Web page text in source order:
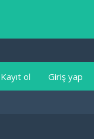
Kayıt ol Giriş yap